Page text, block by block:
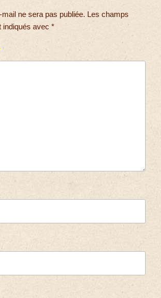
ne sera pas publiée. Les champs
indiqués avec *